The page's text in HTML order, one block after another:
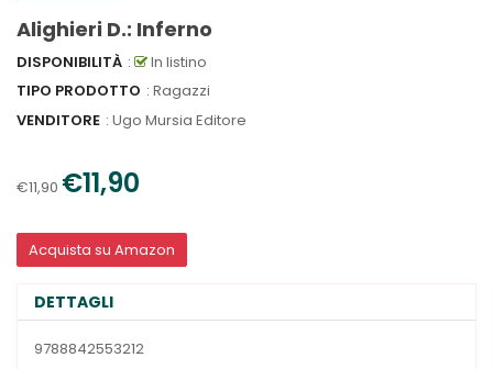
Alighieri D.: Inferno
DISPONIBILITÀ :
In listino
TIPO PRODOTTO : Ragazzi
VENDITORE : Ugo Mursia Editore
€11,90 €11,90
Acquista su Amazon
DETTAGLI
9788842553212